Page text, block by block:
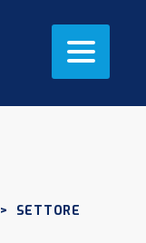
>
SETTORE